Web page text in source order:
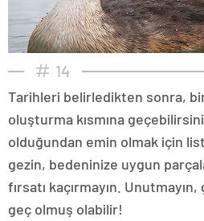
14
Tarihleri belirledikten sonra,
oluşturma kısmına
olduğundan emin olmak için
gezin, bedeninize uygun
fırsatı kaçırmayın.
geç olmuş olabilir!